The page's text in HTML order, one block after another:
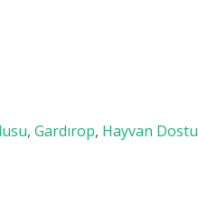
, Gardırop, Hayvan Dostu